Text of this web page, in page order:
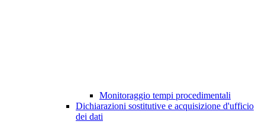
Monitoraggio tempi procedimentali
Dichiarazioni sostitutive e acquisizione d'ufficio
dei dati